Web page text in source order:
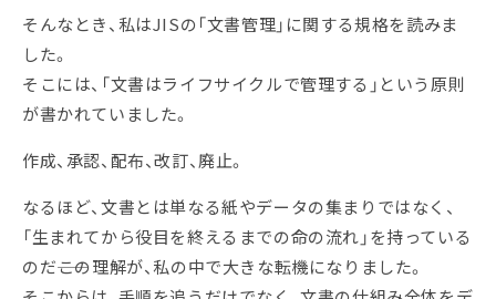
そんなとき、私はJISの「文書管理」に関する規格を読みま
した。
そこには、「文書はライフサイクルで管理する」という原則
が書かれていました。
作成、承認、配布、改訂、廃止。
なるほど、文書とは単なる紙やデータの集まりではなく、
「生まれてから役目を終えるまでの命の流れ」を持っている
のだ――この理解が、私の中で大きな転機になりました。